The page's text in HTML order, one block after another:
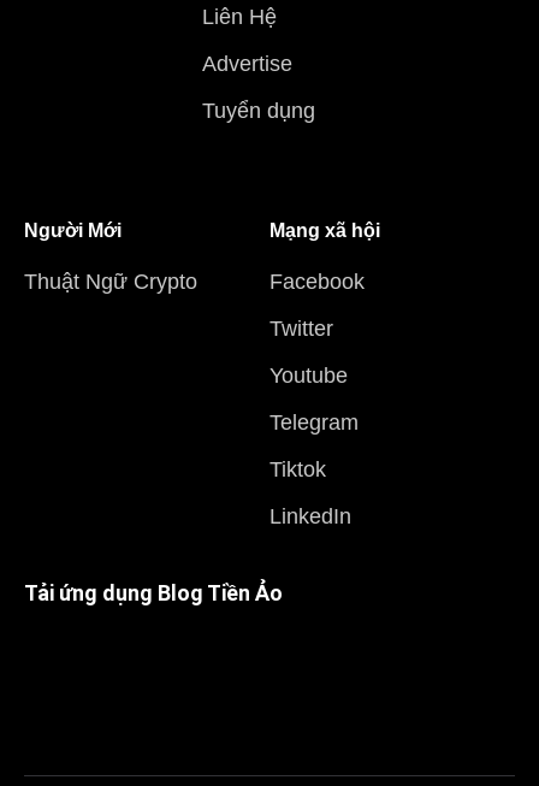
Liên Hệ
Advertise
Tuyển dụng
Người Mới
Thuật Ngữ Crypto
Mạng xã hội
Facebook
Twitter
Youtube
Telegram
Tiktok
LinkedIn
Tải ứng dụng Blog Tiền Ảo